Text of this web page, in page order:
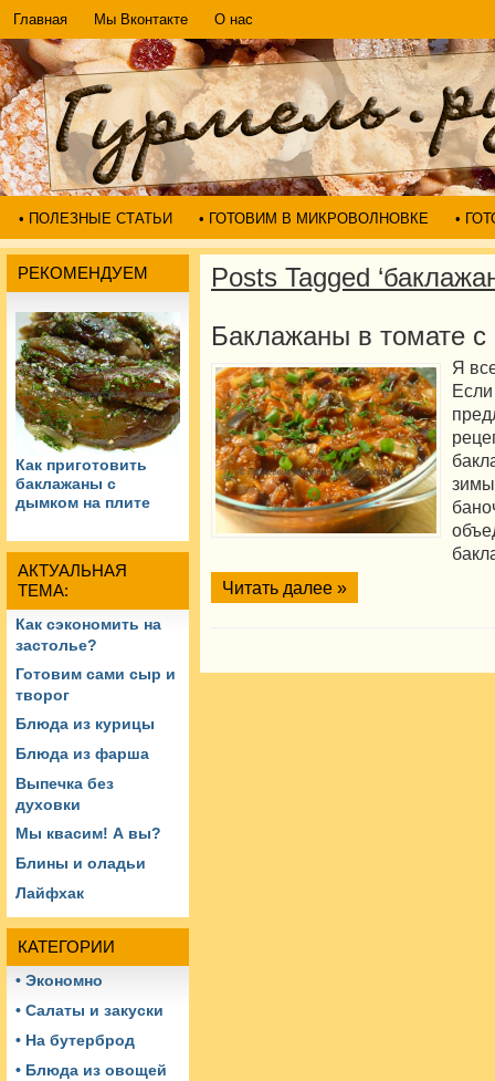
Главная Мы Вконтакте О нас
• ПОЛЕЗНЫЕ СТАТЬИ • ГОТОВИМ В МИКРОВОЛНОВКЕ •
РЕКОМЕНДУЕМ
Как приготовить
баклажаны с
дымком на плите
АКТУАЛЬНАЯ
ТЕМА:
Как сэкономить на
застолье?
Готовим сами сыр и
творог
Блюда из курицы
Блюда из фарша
Выпечка без
духовки
Мы квасим! А вы?
Блины и оладьи
Лайфхак
КАТЕГОРИИ
• Экономно
• Салаты и закуски
• На бутерброд
• Блюда из овощей
Posts Tagged
Баклажаны в томате
Я
Читать далее »